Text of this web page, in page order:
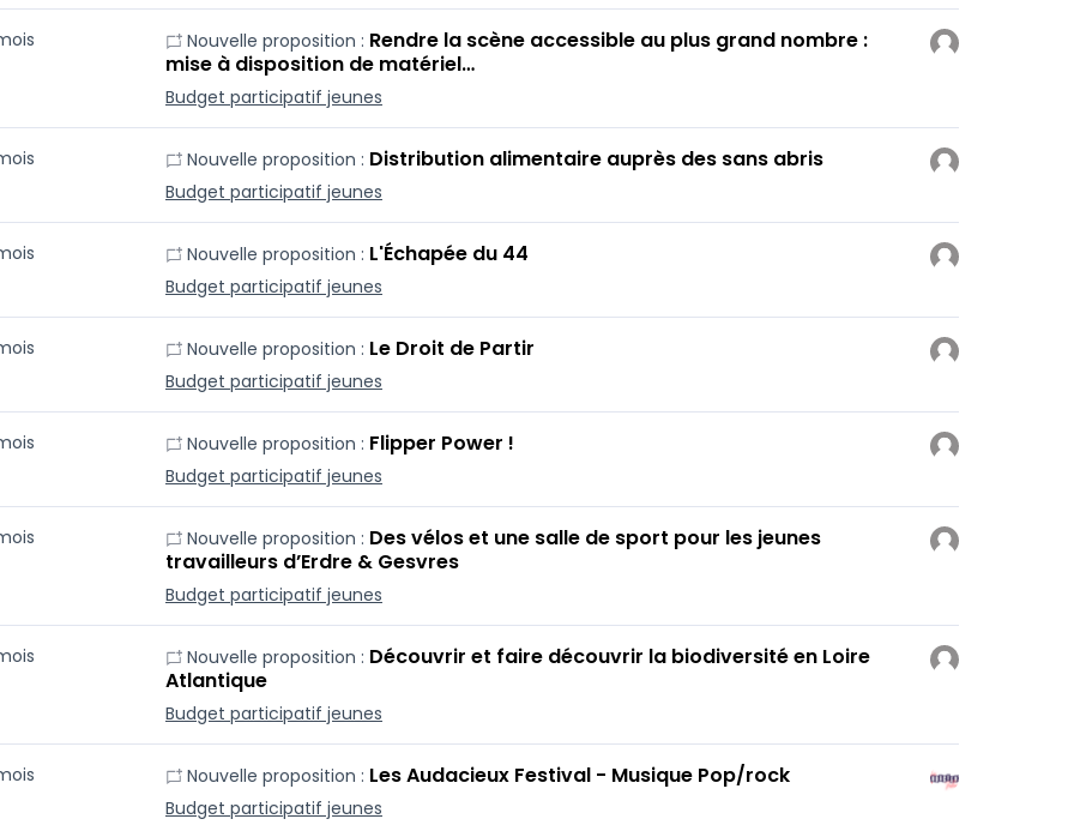
Nouvelle proposition : Rendre la scène accessible au plus grand nombre :
mise à disposition de matériel…
Budget participatif jeunes
Nouvelle proposition : Distribution alimentaire auprès des sans abris
Budget participatif jeunes
Nouvelle proposition : L'Échapée du 44
Budget participatif jeunes
Nouvelle proposition : Le Droit de Partir
Budget participatif jeunes
Nouvelle proposition : Flipper Power !
Budget participatif jeunes
Nouvelle proposition : Des vélos et une salle de sport pour les jeunes
travailleurs d’Erdre & Gesvres
Budget participatif jeunes
Nouvelle proposition : Découvrir et faire découvrir la biodiversité en Loire
Atlantique
Budget participatif jeunes
Nouvelle proposition : Les Audacieux Festival - Musique Pop/rock
Budget participatif jeunes